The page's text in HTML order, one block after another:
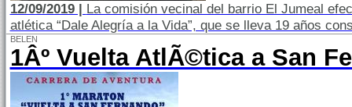
12/09/2019 | La comisión vecinal del barrio El Jumeal
atlética “Dale Alegría a la Vida”, que se lleva 19 años
BELEN
1Âº Vuelta AtlÃ©tica a San